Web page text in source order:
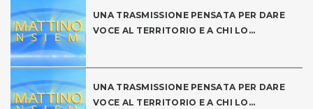
UNA TRASMISSIONE PENSATA PER DARE
VOCE AL TERRITORIO E A CHI LO...
UNA TRASMISSIONE PENSATA PER DARE
VOCE AL TERRITORIO E A CHI LO...